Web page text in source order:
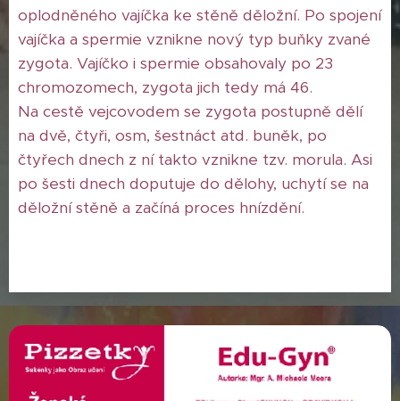
oplodněného vajíčka ke stěně děložní. Po spojení
vajíčka a spermie vznikne nový typ buňky zvané
zygota. Vajíčko i spermie obsahovaly po 23
chromozomech, zygota jich tedy má 46.
Na cestě vejcovodem se zygota postupně dělí
na dvě, čtyři, osm, šestnáct atd. buněk, po
čtyřech dnech z ní takto vznikne tzv. morula. Asi
po šesti dnech doputuje do dělohy, uchytí se na
děložní stěně a začíná proces hnízdění.